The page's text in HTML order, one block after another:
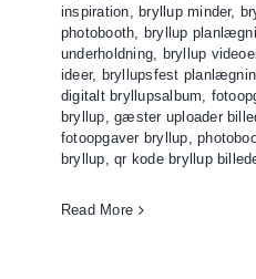
inspiration, bryllup minder,
photobooth, bryllup
underholdning, bryllup
ideer, bryllupsfest
digitalt bryllupsalbum,
bryllup,gæster uploader
fotoopgaver bryllup,
bryllup,qr kode bryllup
Read More